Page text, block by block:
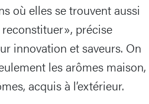
où elles se trouvent aussi
précise
innovation et saveurs. On
les arômes maison,
acquis à l’extérieur.